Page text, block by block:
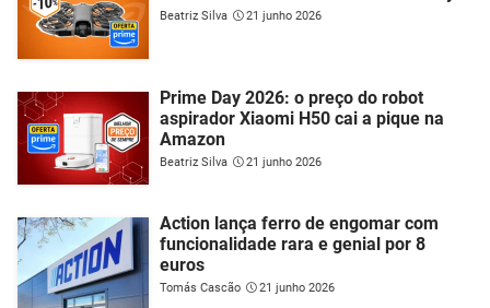
Beatriz Silva 21 junho 2026
Prime Day 2026: o preço do robot
aspirador Xiaomi H50 cai a pique na
Amazon
Beatriz Silva 21 junho 2026
Action lança ferro de engomar com
funcionalidade rara e genial por 8
euros
Tomás Cascão 21 junho 2026